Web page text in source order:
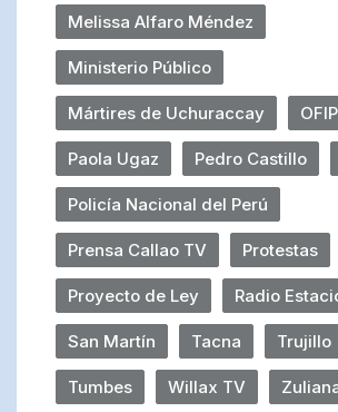
Melissa Alfaro Méndez
Ministerio Público
Mártires de Uchuraccay OFIP
Paola Ugaz Pedro Castillo
Policía Nacional del Perú
Prensa Callao TV Protestas
Proyecto de Ley Radio
San Martín Tacna Trujillo
Tumbes Willax TV